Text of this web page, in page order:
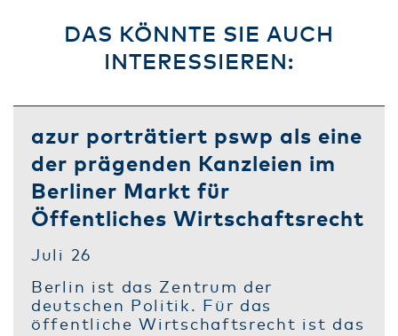
DAS KÖNNTE SIE AUCH
INTERESSIEREN:
azur porträtiert pswp als eine
der prägenden Kanzleien im
Berliner Markt für
Öffentliches Wirtschaftsrecht
Juli 26
Berlin ist das Zentrum der
deutschen Politik. Für das
öffentliche Wirtschaftsrecht ist das